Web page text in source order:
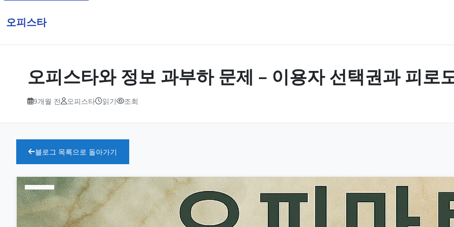
오피스타
오피스타와 정보 과부하 문제 – 이용자 선택권과 피로
9개월 전 오피스타 읽기 조회
블로그 목록으로 돌아가기